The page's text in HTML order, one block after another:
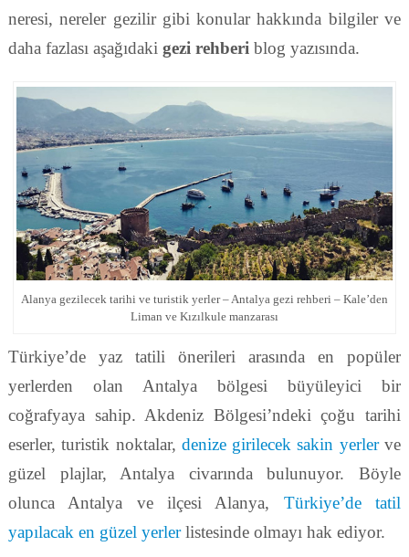
neresi, nereler gezilir gibi konular hakkında bilgiler ve
daha fazlası aşağıdaki gezi rehberi blog yazısında.
Alanya gezilecek tarihi ve turistik yerler – Antalya gezi rehberi – Kale’den
Liman ve Kızılkule manzarası
Türkiye’de yaz tatili önerileri arasında en popüler
yerlerden olan Antalya bölgesi büyüleyici bir
coğrafyaya sahip. Akdeniz Bölgesi’ndeki çoğu tarihi
eserler, turistik noktalar, denize girilecek sakin yerlerve
güzel plajlar, Antalya civarında bulunuyor. Böyle
olunca Antalya ve ilçesi Alanya, Türkiye’de tatil
yapılacak en güzel yerlerlistesinde olmayı hak ediyor.